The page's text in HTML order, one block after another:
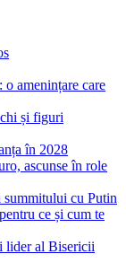
amenințare care
și figuri
în 2028
ascunse în role
cu Putin
ce și cum te
lider al Bisericii